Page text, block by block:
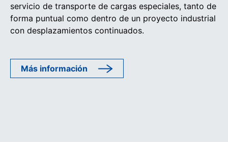
servicio de transporte de cargas especiales, tanto de
forma puntual como dentro de un proyecto industrial
con desplazamientos continuados.
Más información